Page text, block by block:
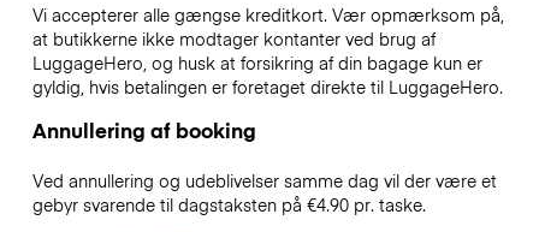
Vi accepterer alle gængse kreditkort. Vær opmærksom på,
at butikkerne ikke modtager kontanter ved brug af
LuggageHero, og husk at forsikring af din bagage kun er
gyldig, hvis betalingen er foretaget direkte til LuggageHero.
Annullering af booking
Ved annullering og udeblivelser samme dag vil der være et
gebyr svarende til dagstaksten på €4.90 pr. taske.